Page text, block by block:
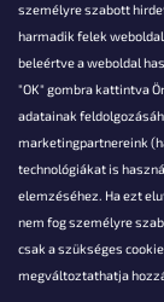
személyre szabott
harmadik felek
beleértve a weboldal
"OK" gombra kattintva
adatainak
marketingpartnereink
technológiákat is
elemzéséhez. Ha ezt
nem fog személyre
csak a szükséges
megváltoztathatja
Akarsz kérdezni